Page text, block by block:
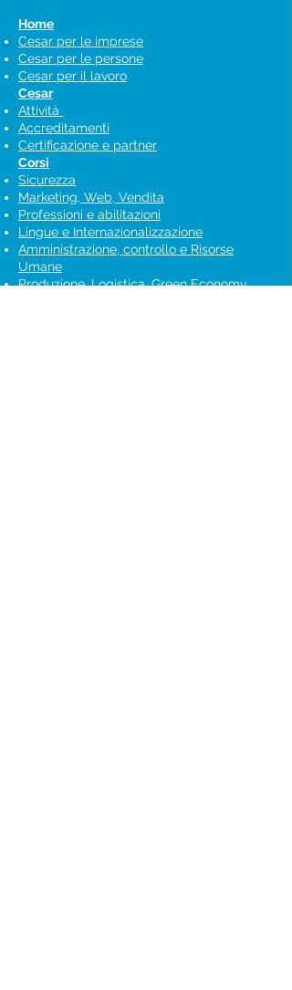
Home
Cesar per le imprese
Cesar per le persone
Cesar per il lavoro
Cesar
Attività
Accreditamenti
Certificazione e partner
Corsi
Sicurezza
Marketing, Web, Vendita
Professioni e abilitazioni
Lingue e Internazionalizzazione
Amministrazione, controllo e Risorse
Umane
Produzione, Logistica, Green Economy